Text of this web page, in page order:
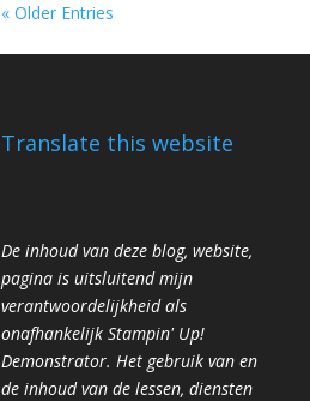
« Older Entries
Translate this website
De inhoud van deze blog, website,
pagina is uitsluitend mijn
verantwoordelijkheid als
onafhankelijk Stampin' Up!
Demonstrator. Het gebruik van en
de inhoud van de lessen, diensten